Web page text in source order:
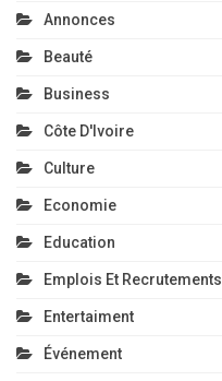
Annonces
Beauté
Business
Côte D'Ivoire
Culture
Economie
Education
Emplois Et Recrutements
Entertaiment
Événement